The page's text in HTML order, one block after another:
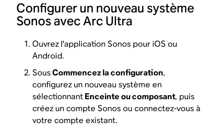
Configurer un nouveau système
Sonos avec Arc Ultra
Ouvrez l'application Sonos pour iOS ou
Android.
SousCommencez la configuration,
configurez un nouveau système en
sélectionnantEnceinte ou composant, puis
créez un compte Sonos ou connectez-vous à
votre compte existant.